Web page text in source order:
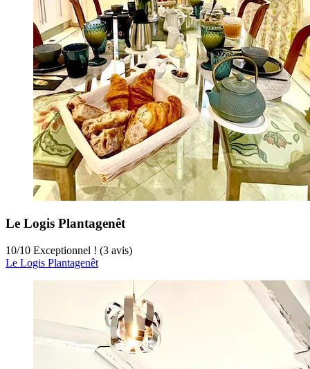
Le Logis Plantagenêt
10/10 Exceptionnel ! (3 avis)
Le Logis Plantagenêt